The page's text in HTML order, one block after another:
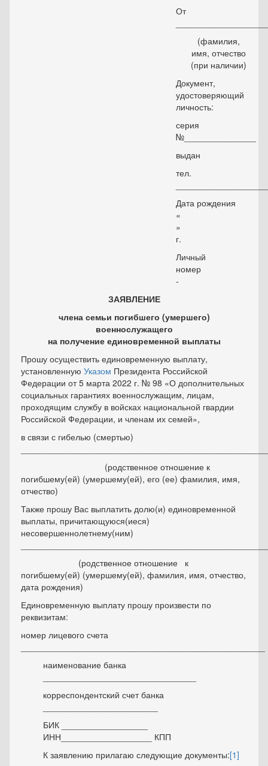
От
(фамилия,
имя, отчество
(при наличии)
Документ,
удостоверяющий
личность:
серия
№_______________
выдан
тел.
Дата рождения
«
»
г.
Личный
номер
-
ЗАЯВЛЕНИЕ
члена семьи погибшего (умершего)
военнослужащего
на получение единовременной выплаты
Прошу осуществить единовременную выплату,
установленную Указом Президента Российской
Федерации от 5 марта 2022 г. № 98 «О дополнитель­ных
социальных гарантиях военнослужащим, лицам,
проходящим службу в войсках национальной гвардии
Российской Федерации, и членам их семей»,
в связи с гибелью (смертью)
(родственное отношение к
погибшему(ей) (умершему(ей), его (ее) фамилия, имя,
отчество)
Также прошу Вас выплатить долю(и) единовременной
выплаты, причитающуюся(иеся)
несовершеннолетнему(ним)
(родственное отношение к
погибшему(ей) (умершему(ей), фамилия, имя, отчество,
дата рождения)
Единовременную выплату прошу произвести по
реквизитам:
номер лицевого счета
наименование банка
корреспондентский счет банка
БИК __________________
ИНН___________________ КПП
К заявлению прилагаю следующие документы:[1]